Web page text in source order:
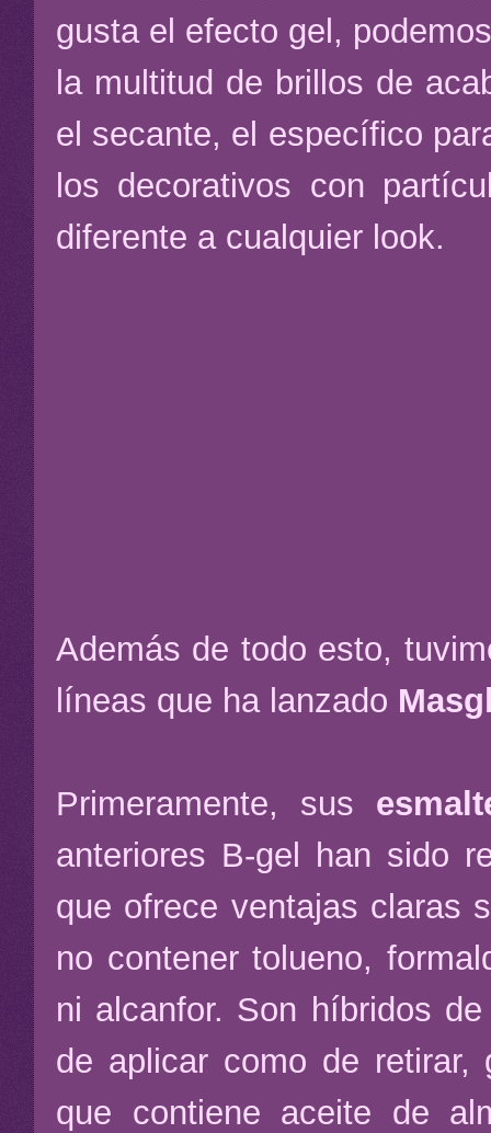
gusta el efecto gel,
la multitud de brillos de
el secante, el específico
los decorativos con
diferente a cualquier look.
Además de todo esto,
líneas que ha lanzado
Primeramente, sus
anteriores B-gel han sido
que ofrece ventajas claras
no contener tolueno,
ni alcanfor. Son híbridos
de aplicar como de
que contiene aceite de